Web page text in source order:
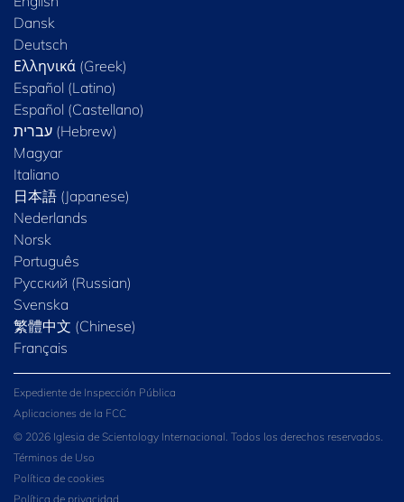
Dansk
Deutsch
Ελληνικά (Greek)
Español (Latino)
Español (Castellano)
Magyar
Italiano
日本語 (Japanese)
Nederlands
Norsk
Português
Русский (Russian)
Svenska
繁體中文 (Chinese)
Français
Expediente de Inspección Pública
Aplicaciones de la FCC
© 2026 Iglesia de Scientology Internacional. Todos los derechos reservados.
Términos de Uso
Política de cookies
Política de privacidad